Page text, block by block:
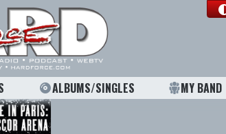
ALBUMS/SINGLES MY BAND